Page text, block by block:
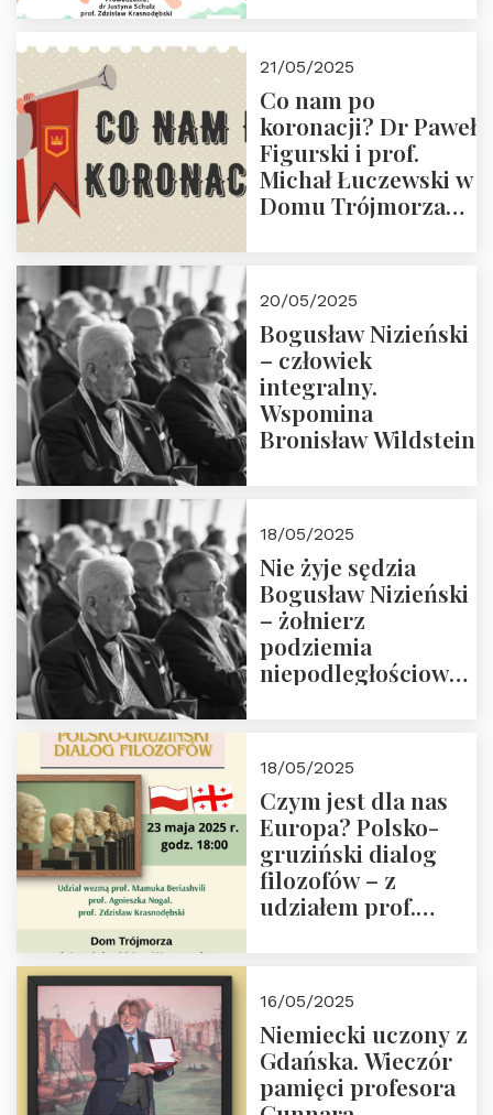
Zapraszamy do
zapisów.
21/05/2025
Co nam po
koronacji? Dr Paweł
Figurski i prof.
Michał Łuczewski w
Domu Trójmorza
20/05/2025
Bogusław Nizieński
– człowiek
integralny.
Wspomina
Bronisław Wildstein
18/05/2025
Nie żyje sędzia
Bogusław Nizieński
– żołnierz
podziemia
niepodległościowego
społeczny, członek
Kapituły Nagrody
im. Prezydenta
Lecha
Kaczyńskiego.
Wielki autorytet.
18/05/2025
Czym jest dla nas
Europa? Polsko-
gruziński dialog
filozofów – z
udziałem prof.
Dom Trójmorza 23
maja 2025 r. godz.
18:00.
16/05/2025
Niemiecki uczony z
Gdańska. Wieczór
pamięci profesora